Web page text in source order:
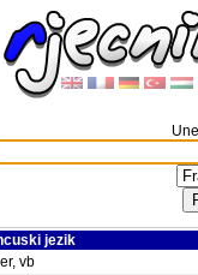
jezik
vb